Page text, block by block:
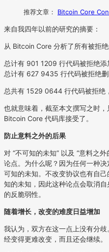
推荐文章： Bitcoin Core
来自我四年以前的研究的摘要：
从 Bitcoin Core 分析了所有被拒
总计有 901 1209 行代码被拒绝添
总计有 627 9435 行代码被拒绝
总共有 1529 0644 行代码被拒绝
也就意味着，截至本文撰写之时
Bitcoin Core 代码库接受了。
防止意料之外的后果
对 “不可知的未知” 以及 “意料之
论点。为什么呢？因为任何一种
可知的未知。不改变协议也有自
知的未知，因此这种论点会取消
的反脆弱性。
随着增长，改变的难度日益增加
我认为，双方在这一点上没有分
经变得更难改变，而且还会继续。